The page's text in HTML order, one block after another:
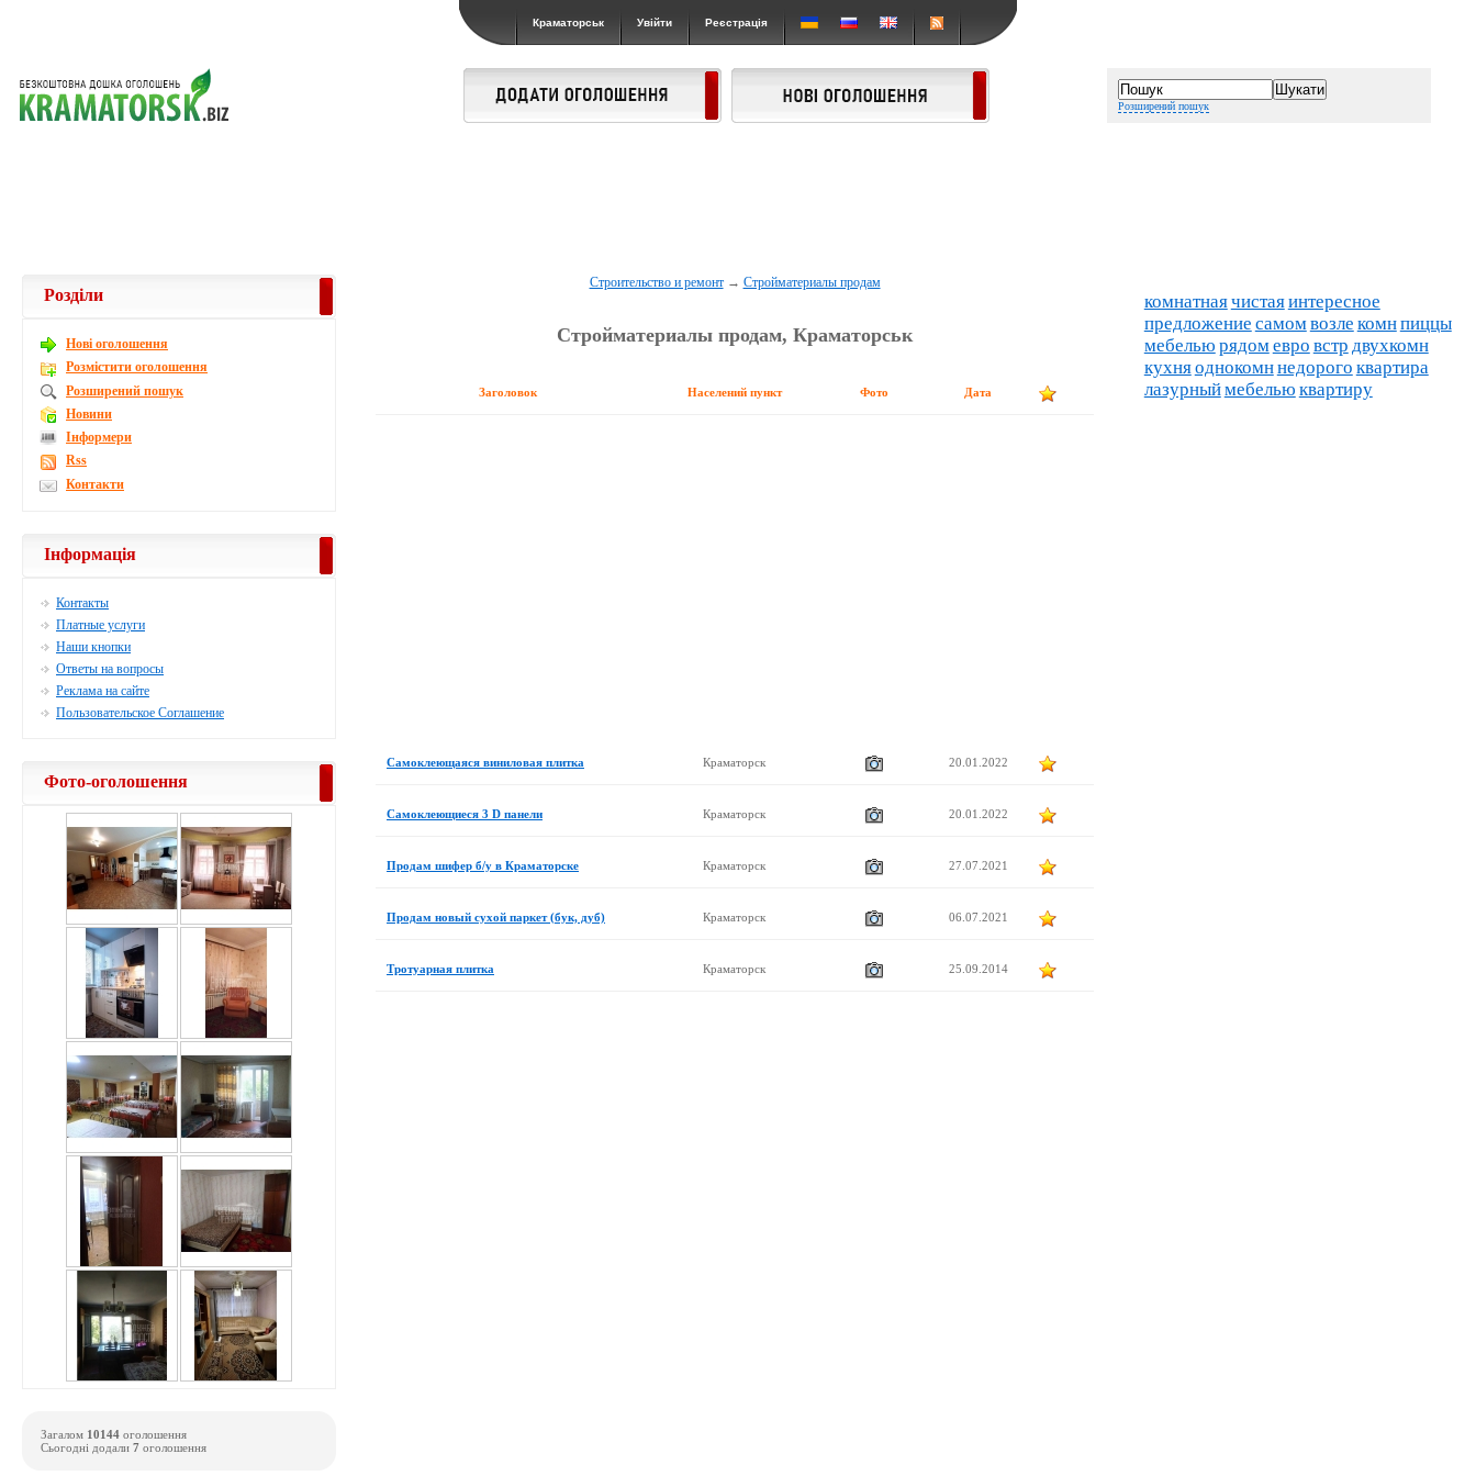
Краматорськ Увійти Реєстрація
Розширений пошук
Строительство и ремонт→ Стройматериалы продам
Стройматериалы продам, Краматорськ
Заголовок Дата
Фото
Населений пункт
Самоклеющаяся виниловая плитка 20.01.2022
Краматорск
Самоклеющиеся 3 D панели 20.01.2022
Краматорск
Продам шифер б/у в Краматорске 27.07.2021
Краматорск
Продам новый сухой паркет (бук, дуб) 06.07.2021
Краматорск
Тротуарная плитка 25.09.2014
Краматорск
Розділи
Новi оголошення
Розмістити оголошення
Розширений пошук
Новини
Інформери
Rss
Контакти
Інформація
Контакты
Платные услуги
Наши кнопки
Ответы на вопросы
Реклама на сайте
Пользовательское Соглашение
Фото-оголошення
Загалом 10144 оголошення
Сьогодні додали 7 оголошення
комнатнаячистаяинтересное
предложение самомвозле комнпиццы
мебелью рядомевро встр двухкомн
кухняоднокомннедорого квартира
лазурныймебелью квартиру